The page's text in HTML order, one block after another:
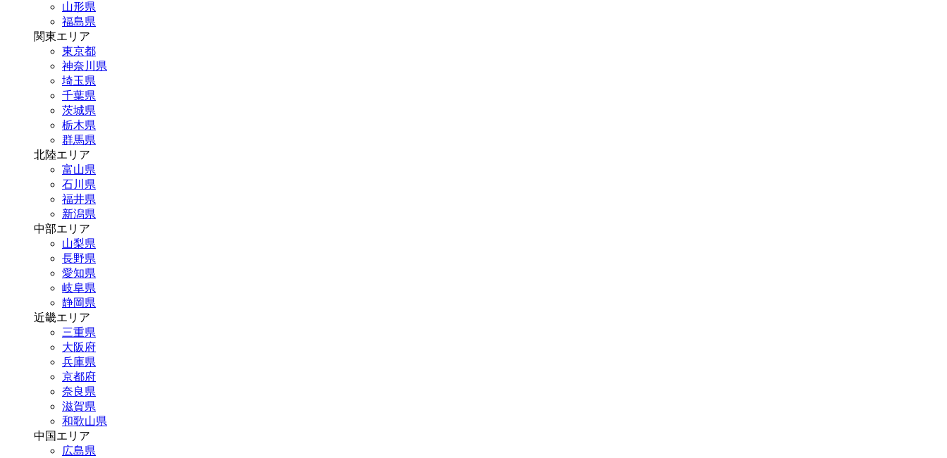
山形県
福島県
関東エリア
東京都
神奈川県
埼玉県
千葉県
茨城県
栃木県
群馬県
北陸エリア
富山県
石川県
福井県
新潟県
中部エリア
山梨県
長野県
愛知県
岐阜県
静岡県
近畿エリア
三重県
大阪府
兵庫県
京都府
奈良県
滋賀県
和歌山県
中国エリア
広島県